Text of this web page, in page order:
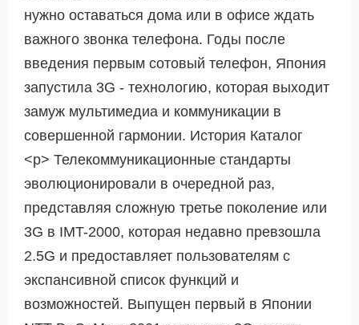
нужно оставаться дома или в офисе ждать
важного звонка телефона. Годы после
введения первым сотовый телефон, Япония
запустила 3G - технологию, которая выходит
замуж мультимедиа и коммуникации в
совершенной гармонии. История Каталог
<р> Телекоммуникационные стандарты
эволюционировали в очередной раз,
представляя сложную третье поколение или
3G в IMT-2000, которая недавно превзошла
2.5G и предоставляет пользователям с
экспансивной список функций и
возможностей. Выпущен первый в Японии